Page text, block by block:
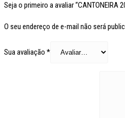
Seja o primeiro a avaliar “CANTONEIRA
O seu endereço de e-mail não será
Sua avaliação *